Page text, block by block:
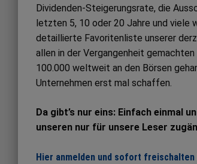
Dividenden-Steigerungsrate, die
letzten 5, 10 oder 20 Jahre und viele
detaillierte Favoritenliste unserer
allen in der Vergangenheit
100.000 weltweit an den Börsen
Unternehmen erst mal schaffen.
Da gibt’s nur eins: Einfach
unseren nur für unsere Leser
Hier anmelden und sofort